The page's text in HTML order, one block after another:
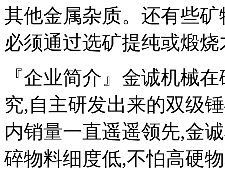
其他金属杂质。还有些
必须通过选矿提纯或煅
『企业简介』金诚机械
究,自主研发出来的双级
内销量一直遥遥领先,金
碎物料细度低,不怕高硬